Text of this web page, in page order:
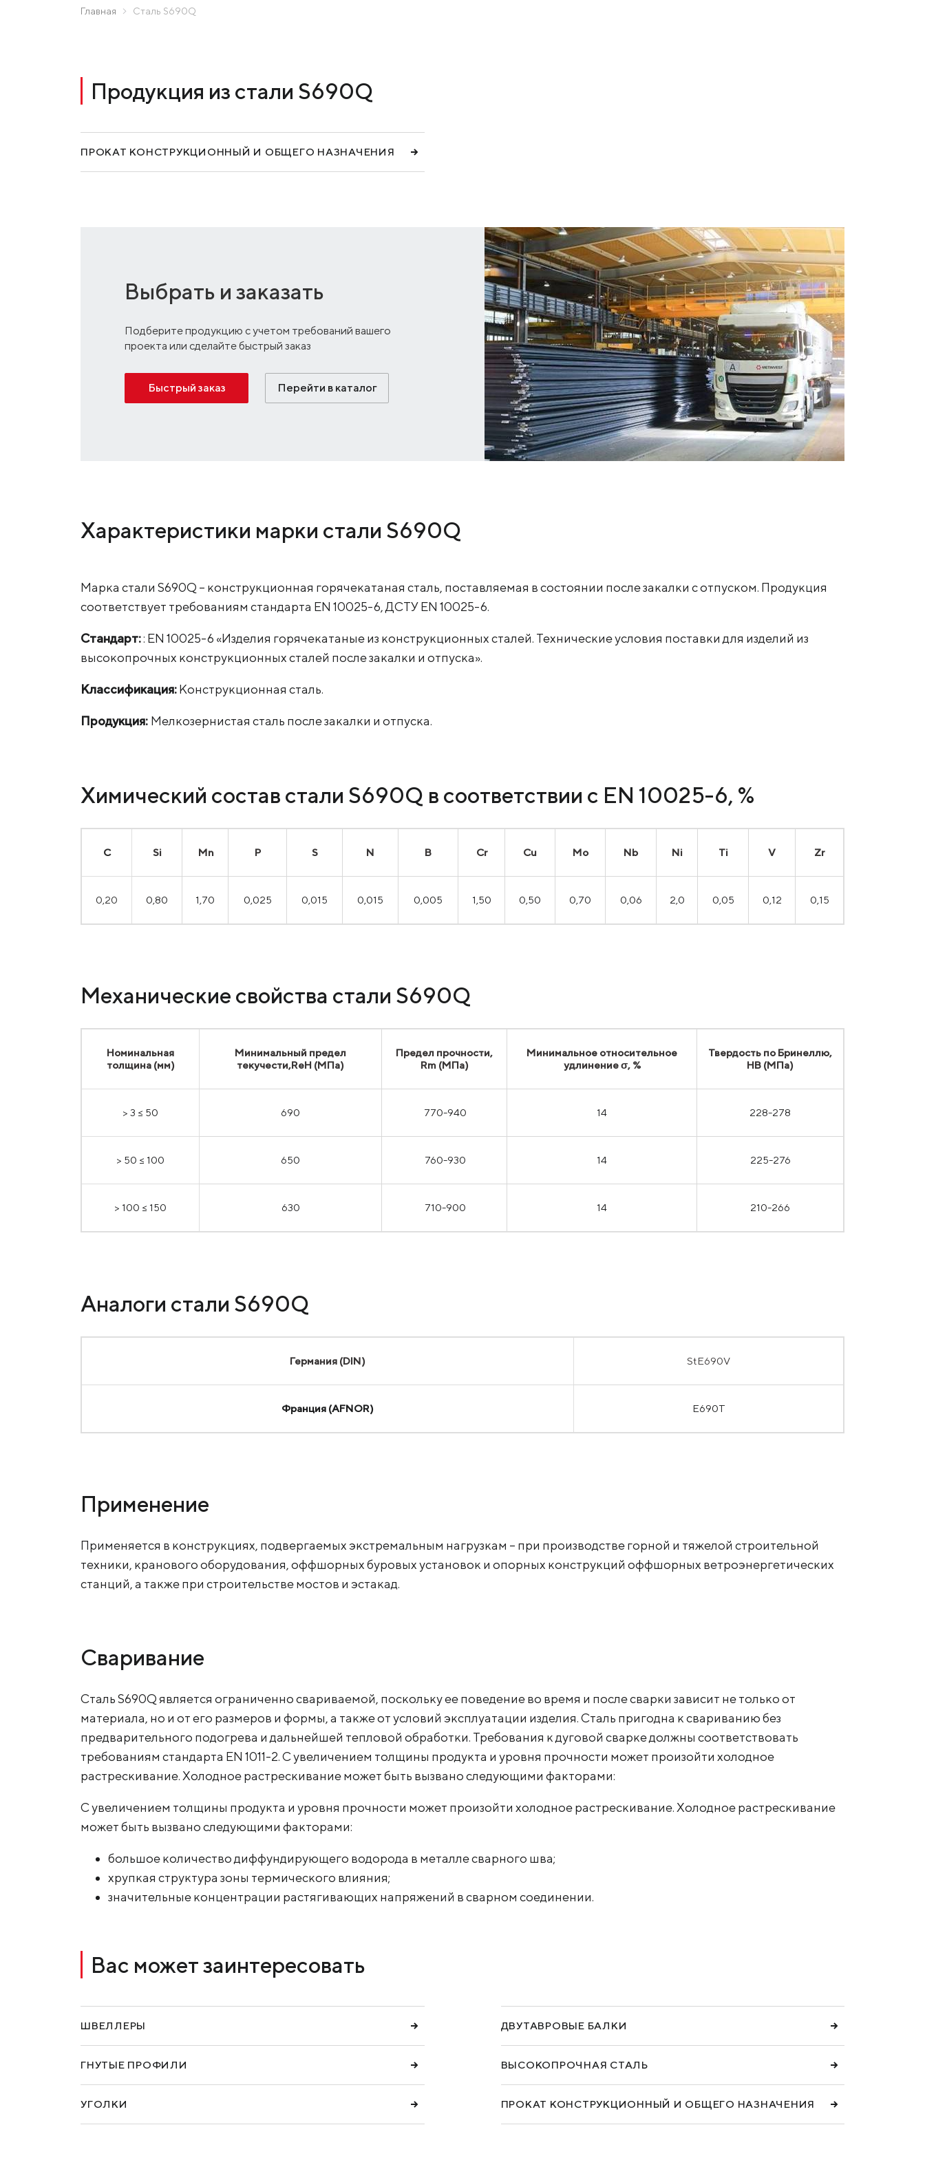
Каметсталь
Главная Сталь S690Q
Продукция из стали S690Q
ПРОКАТ КОНСТРУКЦИОННЫЙ И ОБЩЕГО НАЗНАЧЕНИЯ
Выбрать и заказать
Подберите продукцию с учетом требований вашего
проекта или сделайте быстрый заказ
Быстрый заказ Перейти в каталог
Характеристики марки стали S690Q
Марка стали S690Q – конструкционная горячекатаная сталь, поставляемая в состоянии после закалки с отпуском. Продукция
соответствует требованиям стандарта EN 10025-6, ДСТУ EN 10025-6.
Стандарт:: EN 10025-6 «Изделия горячекатаные из конструкционных сталей. Технические условия поставки для изделий из
высокопрочных конструкционных сталей после закалки и отпуска».
Классификация:Конструкционная сталь.
Продукция: Мелкозернистая сталь после закалки и отпуска.
Химический состав стали S690Q в соответствии с EN 10025-6, %
С Si Mn P S N B Cr Cu Mo Nb Ni Ti V Zr
0,20 0,80 1,70 0,025 0,015 0,015 0,005 1,50 0,50 0,70 0,06 2,0 0,05 0,12 0,15
Механические свойства стали S690Q
Номинальная
толщина (мм)
Минимальный предел
текучести,ReH (МПа)
Предел прочности,
Rm (МПа)
Минимальное относительное
удлинение σ, %
Твердость по Бринеллю,
HB (МПа)
> 3 ≤ 50 690 770-940 14 228-278
> 50 ≤ 100 650 760-930 14 225-276
> 100 ≤ 150 630 710-900 14 210-266
Аналоги стали S690Q
Германия (DIN) StE690V
Франция (AFNOR) E690T
Применение
Применяется в конструкциях, подвергаемых экстремальным нагрузкам – при производстве горной и тяжелой строительной
техники, кранового оборудования, оффшорных буровых установок и опорных конструкций оффшорных ветроэнергетических
станций, а также при строительстве мостов и эстакад.
Сваривание
Сталь S690Q является ограниченно свариваемой, поскольку ее поведение во время и после сварки зависит не только от
материала, но и от его размеров и формы, а также от условий эксплуатации изделия. Сталь пригодна к свариванию без
предварительного подогрева и дальнейшей тепловой обработки. Требования к дуговой сварке должны соответствовать
требованиям стандарта EN 1011-2. С увеличением толщины продукта и уровня прочности может произойти холодное
растрескивание. Холодное растрескивание может быть вызвано следующими факторами:
С увеличением толщины продукта и уровня прочности может произойти холодное растрескивание. Холодное растрескивание
может быть вызвано следующими факторами:
большое количество диффундирующего водорода в металле сварного шва;
хрупкая структура зоны термического влияния;
значительные концентрации растягивающих напряжений в сварном соединении.
Вас может заинтересовать
ШВЕЛЛЕРЫ
ГНУТЫЕ ПРОФИЛИ
УГОЛКИ
ДВУТАВРОВЫЕ БАЛКИ
ВЫСОКОПРОЧНАЯ СТАЛЬ
ПРОКАТ КОНСТРУКЦИОННЫЙ И ОБЩЕГО НАЗНАЧЕНИЯ